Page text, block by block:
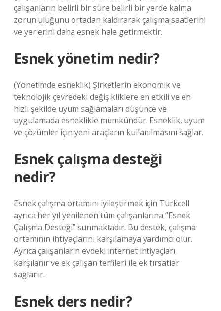
çalışanların belirli bir süre belirli bir yerde kalma
zorunluluğunu ortadan kaldırarak çalışma saatlerini
ve yerlerini daha esnek hale getirmektir.
Esnek yönetim nedir?
(Yönetimde esneklik) Şirketlerin ekonomik ve
teknolojik çevredeki değişikliklere en etkili ve en
hızlı şekilde uyum sağlamaları düşünce ve
uygulamada esneklikle mümkündür. Esneklik, uyum
ve çözümler için yeni araçların kullanılmasını sağlar.
Esnek çalışma desteği
nedir?
Esnek çalışma ortamını iyileştirmek için Turkcell
ayrıca her yıl yenilenen tüm çalışanlarına “Esnek
Çalışma Desteği” sunmaktadır. Bu destek, çalışma
ortamının ihtiyaçlarını karşılamaya yardımcı olur.
Ayrıca çalışanların evdeki internet ihtiyaçları
karşılanır ve ek çalışan terfileri ile ek fırsatlar
sağlanır.
Esnek ders nedir?